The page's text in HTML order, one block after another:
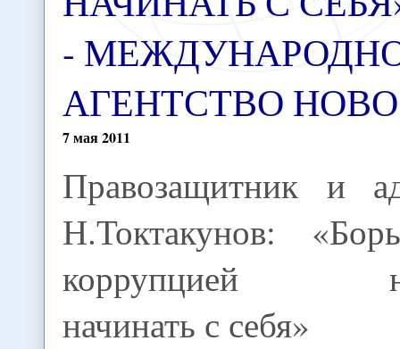
-
АГЕНТСТВО
7мая2011
Правозащитник и
Н.Токтакунов:
коррупцией
начинать с себя»